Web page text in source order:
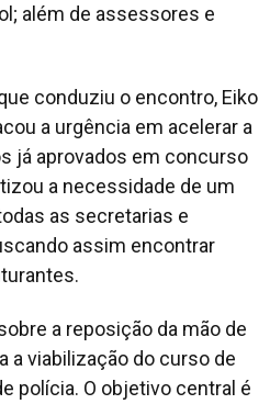
além de assessores e
conduziu o encontro, Eiko
a urgência em acelerar a
já aprovados em concurso
a necessidade de um
as secretarias e
assim encontrar
a reposição da mão de
a viabilização do curso de
polícia. O objetivo central é